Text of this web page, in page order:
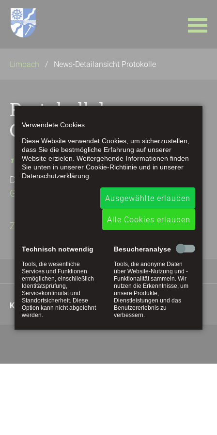
überspringen
Limbach News-Detailansicht Protokolle
Protokoll der
Gemeinderatssitzung
19.02.2025 19:00vonWebMaster(Kommentare: 0)
Download:Sitzungsprotokoll der
Gemeinderatssitzung vom 19.02.2025
Zurück
Navigation
überspringen
Kontakt Impressum Datenschutz
Verwendete Cookies
Diese Website verwendet Cookies, um sicherzustellen,
dass Sie die bestmögliche Erfahrung auf unserer
Website erzielen. Weitergehende Informationen finden
Sie unten in unserer Cookie-Richtiinie und in unserer
Datenschutzerklärung.
Ausgewählte erlauben
Alle Cookies erlauben
Technisch notwendig
Tools, die wesentliche
Services und Funktionen
ermöglichen, einschließlich
Identitätsprüfung,
Servicekontinuität und
Standortsicherheit. Diese
Option kann nicht abgelehnt
werden.
Besucheranalyse
Tools, die anonyme Daten
über Website-Nutzung und -
Funktionalität sammeln. Wir
nutzen die Erkenntnisse, um
unsere Produkte,
Dienstleistungen und das
Benutzererlebnis zu
verbessern.